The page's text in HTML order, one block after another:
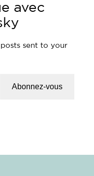
avec
sent to your
Abonnez-vous